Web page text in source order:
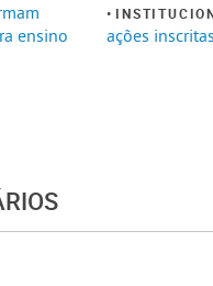
ensino
ações